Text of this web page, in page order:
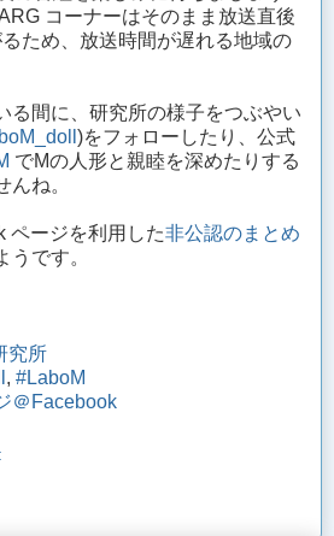
コーナーはそのまま放送直後
ため、放送時間が遅れる地域の
る間に、研究所の様子をつぶやい
)をフォローしたり、公式
でMの人形と親睦を深めたりする
ね。
ページを利用した非公認のまとめ
うです。
究所
, #LaboM
＠Facebook